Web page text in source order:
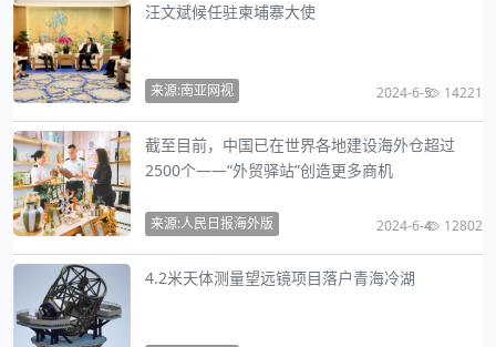
汪文斌候任驻柬埔寨大使
来源:南亚网视 2024-6-5 14221
截至目前，中国已在世界各地建设海外仓超过
2500个——“外贸驿站”创造更多商机
来源:人民日报海外版 2024-6-4 12802
4.2米天体测量望远镜项目落户青海冷湖